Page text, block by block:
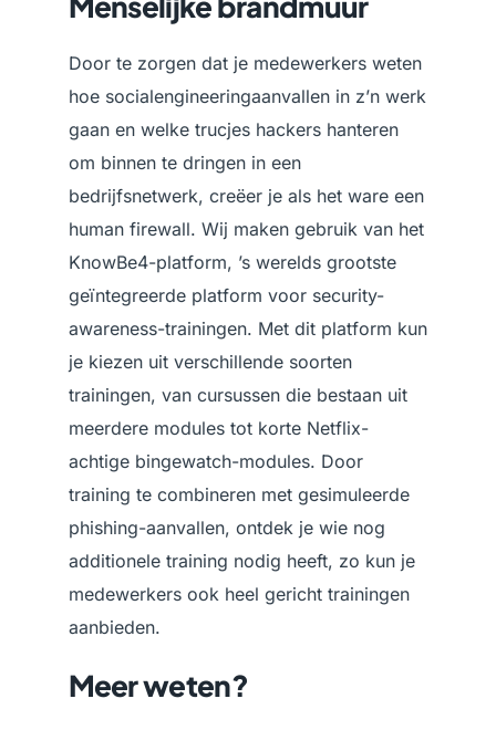
Door te zorgen dat je medewerkers weten
hoe socialengineeringaanvallen in z’n werk
gaan en welke trucjes hackers hanteren
om binnen te dringen in een
bedrijfsnetwerk, creëer je als het ware een
human firewall. Wij maken gebruik van het
KnowBe4-platform, ’s werelds grootste
geïntegreerde platform voor security-
awareness-trainingen. Met dit platform kun
je kiezen uit verschillende soorten
trainingen, van cursussen die bestaan uit
meerdere modules tot korte Netflix-
achtige bingewatch-modules. Door
training te combineren met gesimuleerde
phishing-aanvallen, ontdek je wie nog
additionele training nodig heeft, zo kun je
medewerkers ook heel gericht trainingen
aanbieden.
Meer weten?